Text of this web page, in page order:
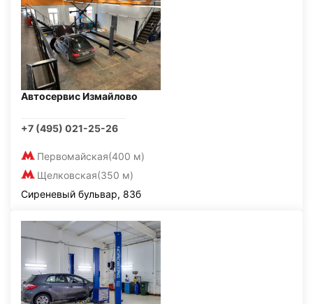
Автосервис Измайлово
+7 (495) 021-25-26
Первомайская(400 м)
Щелковская(350 м)
Сиреневый бульвар, 83б